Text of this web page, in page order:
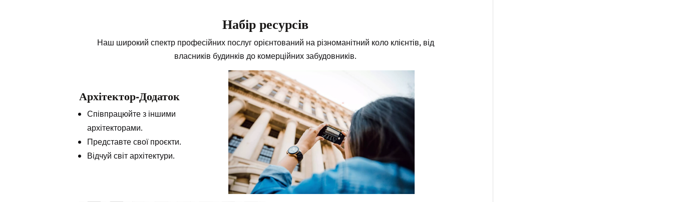
Набір ресурсів
Наш широкий спектр професійних послуг орієнтований на різноманітний коло клієнтів, від
власників будинків до комерційних забудовників.
Архітектор-Додаток
Співпрацюйте з іншими
архітекторами.
Представте свої проєкти.
Відчуй світ архітектури.